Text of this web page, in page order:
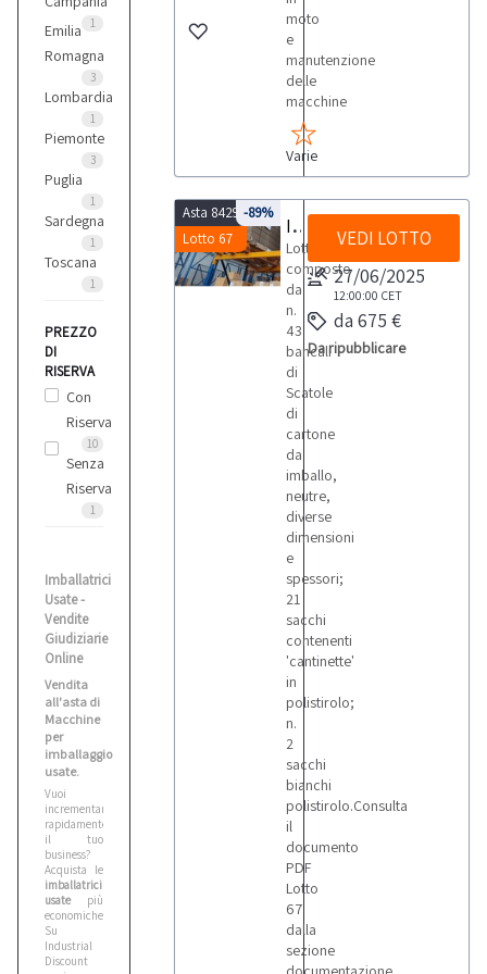
1
Emilia
Romagna
3
Lombardia
1
Piemonte
3
Puglia
1
Sardegna
1
Toscana
1
PREZZO
DI
RISERVA
Con
Riserva
10
Senza
Riserva
1
Imballatrici
Usate -
Vendite
Giudiziarie
Online
Vendita
all'asta di
Macchine
per
imballaggio
usate.
Vuoi
incrementare
rapidamente
il tuo
business?
Acquista le
imballatrici
usatepiù
economiche!
Su
Industrial
Discount
moto
e
manutenzione
delle
macchine
Varie
Asta 8429
Lotto 67
-89%
Imballi in cartone
Lotto
composto
da
n.
43
bancali
di
Scatole
di
cartone
da
imballo,
neutre,
diverse
dimensioni
e
spessori;
21
sacchi
contenenti
'cantinette'
in
polistirolo;
n.
2
sacchi
bianchi
polistirolo.Consulta
il
documento
PDF
Lotto
67
dalla
sezione
VEDI LOTTO
27/06/2025
12:00:00 CET
da 675 €
Da ripubblicare